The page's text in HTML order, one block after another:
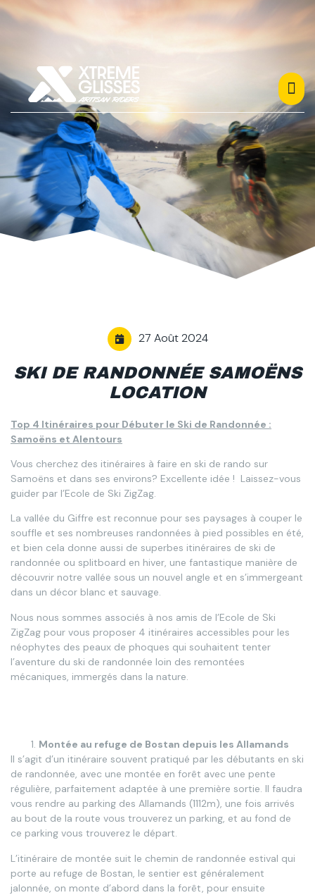
27 Août 2024
SKI DE RANDONNÉE SAMOËNS
LOCATION
Top 4 Itinéraires pour Débuter le Ski de Randonnée :
Samoëns et Alentours
Vous cherchez des itinéraires à faire en ski de rando sur
Samoëns et dans ses environs? Excellente idée ! Laissez-vous
guider par l’Ecole de Ski ZigZag.
La vallée du Giffre est reconnue pour ses paysages à couper le
souffle et ses nombreuses randonnées à pied possibles en été,
et bien cela donne aussi de superbes itinéraires de ski de
randonnée ou splitboard en hiver, une fantastique manière de
découvrir notre vallée sous un nouvel angle et en s’immergeant
dans un décor blanc et sauvage.
Nous nous sommes associés à nos amis de l’Ecole de Ski
ZigZag pour vous proposer 4 itinéraires accessibles pour les
néophytes des peaux de phoques qui souhaitent tenter
l’aventure du ski de randonnée loin des remontées
mécaniques, immergés dans la nature.
Montée au refuge de Bostan depuis les Allamands
Il s’agit d’un itinéraire souvent pratiqué par les débutants en ski
de randonnée, avec une montée en forêt avec une pente
régulière, parfaitement adaptée à une première sortie. Il faudra
vous rendre au parking des Allamands (1112m), une fois arrivés
au bout de la route vous trouverez un parking, et au fond de
ce parking vous trouverez le départ.
L’itinéraire de montée suit le chemin de randonnée estival qui
porte au refuge de Bostan, le sentier est généralement
jalonnée, on monte d’abord dans la forêt, pour ensuite